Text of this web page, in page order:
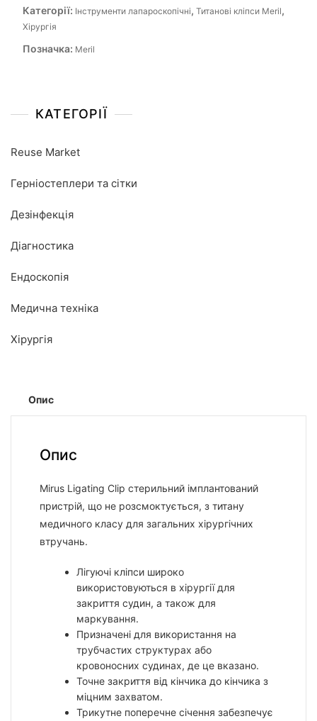
Категорії: Інструменти лапароскопічні, Титанові кліпси Meril,
Хірургія
Позначка: Meril
КАТЕГОРІЇ
Reuse Market
Герніостеплери та сітки
Дезінфекція
Діагностика
Ендоскопія
Медична техніка
Хірургія
Опис
Опис
Mirus Ligating Clip стерильний імплантований
пристрій, що не розсмоктується, з титану
медичного класу для загальних хірургічних
втручань.
Лігуючі кліпси широко
використовуються в хірургії для
закриття судин, а також для
маркування.
Призначені для використання на
трубчастих структурах або
кровоносних судинах, де це вказано.
Точне закриття від кінчика до кінчика з
міцним захватом.
Трикутне поперечне січення забезпечує